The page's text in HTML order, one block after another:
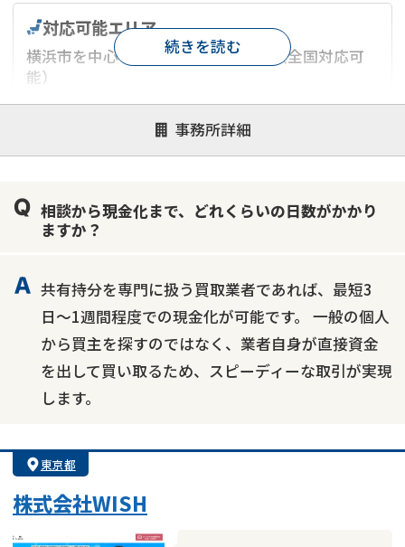
事務所詳細
対応可能エリア
横浜市を中心とした神奈川県エリア（全国対応可
能）
オンライン面談可能
決済までが早い
1億円以上の買取可
業歴10年以上
続きを読む
相談から現金化まで、どれくらいの日数がかかり
ますか？
共有持分を専門に扱う買取業者であれば、最短3
日〜1週間程度での現金化が可能です。 一般の個人
から買主を探すのではなく、業者自身が直接資金
を出して買い取るため、スピーディーな取引が実現
します。
東京都
株式会社WISH